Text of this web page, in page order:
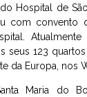
Hospital de
com convento
seus 123
da Europa, nos
Maria do